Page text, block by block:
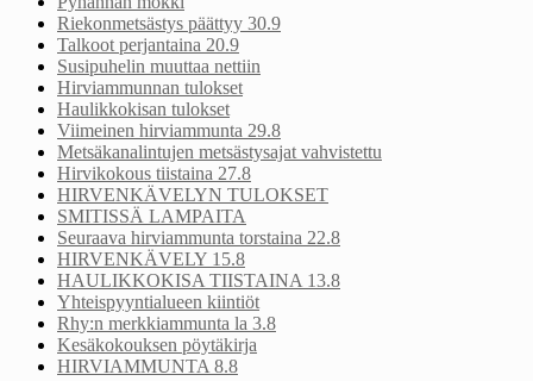
Riekonmetsästys päättyy 30.9
Talkoot perjantaina 20.9
Susipuhelin muuttaa nettiin
Hirviammunnan tulokset
Haulikkokisan tulokset
Viimeinen hirviammunta 29.8
Metsäkanalintujen metsästysajat vahvistettu
Hirvikokous tiistaina 27.8
HIRVENKÄVELYN TULOKSET
SMITISSÄ LAMPAITA
Seuraava hirviammunta torstaina 22.8
HIRVENKÄVELY 15.8
HAULIKKOKISA TIISTAINA 13.8
Yhteispyyntialueen kiintiöt
Rhy:n merkkiammunta la 3.8
Kesäkokouksen pöytäkirja
HIRVIAMMUNTA 8.8